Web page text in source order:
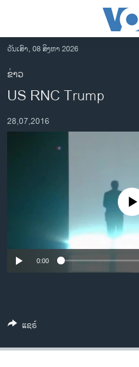
ເຂົ້າ
ຫາ
ຂ້າມ
ຂ້າມ
ໄປ
ອາເມຣິກາ
ການເລືອກຕັ້ງ ປະທານາທີບໍດີ ສະຫະລັ
ອິດສະຫຼະພາບດ້ານການຂ່າວ
ຊີວິດຊາວລາວ
ຊຸມຊົນຊາວລາວ
ວິທະຍາສາດ-ເທັກໂນໂລຈີ
ພາສາອັງກິດ
ວັນເສົາ, 08 ສິງຫາ 2026
ຂ່າວ
US RNC Trump
28,07,2016
No media source
0:00
ແຊຣ໌